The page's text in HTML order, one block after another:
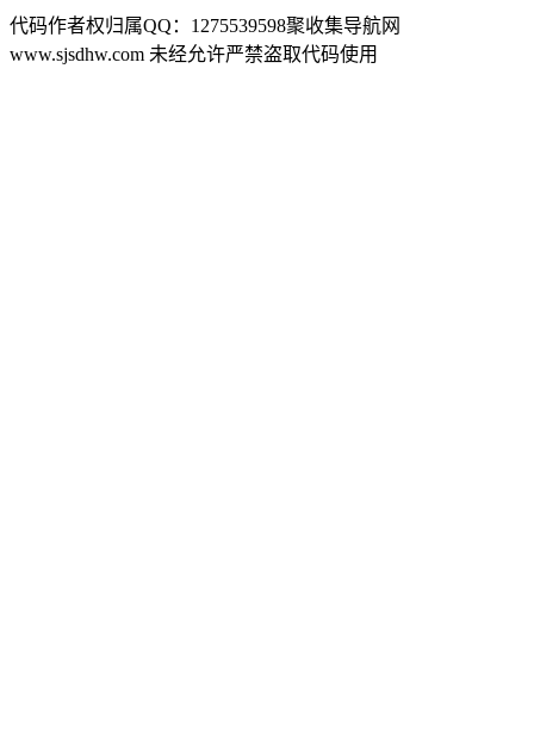
代码作者权归属QQ：1275539598聚收集导航网
www.sjsdhw.com 未经允许严禁盗取代码使用